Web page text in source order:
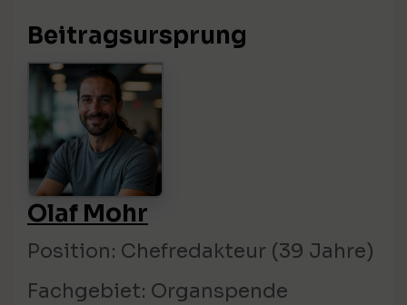
Beitragsursprung
Olaf Mohr
Position: Chefredakteur (39 Jahre)
Fachgebiet: Organspende